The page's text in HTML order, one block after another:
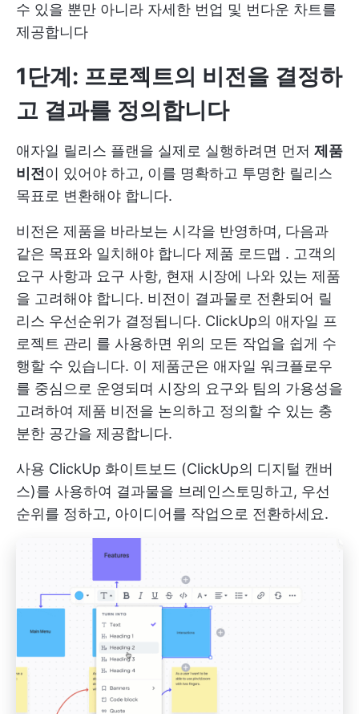
수 있을 뿐만 아니라 자세한 번업 및 번다운 차트를
제공합니다
1단계: 프로젝트의 비전을 결정하
고 결과를 정의합니다
애자일 릴리스 플랜을 실제로 실행하려면 먼저 제품
비전 이 있어야 하고, 이를 명확하고 투명한 릴리스
목표로 변환해야 합니다.
비전은 제품을 바라보는 시각을 반영하며, 다음과
같은 목표와 일치해야 합니다 제품 로드맵 . 고객의
요구 사항과 요구 사항, 현재 시장에 나와 있는 제품
을 고려해야 합니다. 비전이 결과물로 전환되어 릴
리스 우선순위가 결정됩니다. ClickUp의 애자일 프
로젝트 관리 를 사용하면 위의 모든 작업을 쉽게 수
행할 수 있습니다. 이 제품군은 애자일 워크플로우
를 중심으로 운영되며 시장의 요구와 팀의 가용성을
고려하여 제품 비전을 논의하고 정의할 수 있는 충
분한 공간을 제공합니다.
사용 ClickUp 화이트보드 (ClickUp의 디지털 캔버
스)를 사용하여 결과물을 브레인스토밍하고, 우선
순위를 정하고, 아이디어를 작업으로 전환하세요.